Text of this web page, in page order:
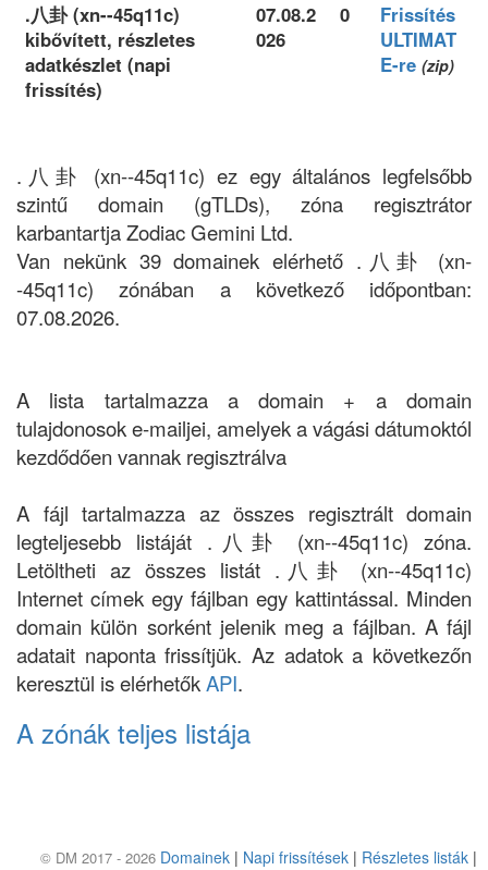
.八卦 (xn--45q11c)
kibővített, részletes
adatkészlet (napi
frissítés)
07.08.2
026
0
Frissítés
ULTIMAT
E-re (zip)
.八卦 (xn--45q11c) ez egy általános legfelsőbb
szintű domain (gTLDs), zóna regisztrátor
karbantartja Zodiac Gemini Ltd.
Van nekünk 39 domainek elérhető .八卦 (xn-
-45q11c) zónában a következő időpontban:
07.08.2026.
A lista tartalmazza a domain + a domain
tulajdonosok e-mailjei, amelyek a vágási dátumoktól
kezdődően vannak regisztrálva
A fájl tartalmazza az összes regisztrált domain
legteljesebb listáját .八卦 (xn--45q11c) zóna.
Letöltheti az összes listát .八卦 (xn--45q11c)
Internet címek egy fájlban egy kattintással. Minden
domain külön sorként jelenik meg a fájlban. A fájl
adatait naponta frissítjük. Az adatok a következőn
keresztül is elérhetőkAPI.
A zónák teljes listája
© DM 2017 - 2026 Domainek | Napi frissítések | Részletes listák |